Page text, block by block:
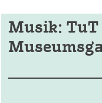
Musik: TuT